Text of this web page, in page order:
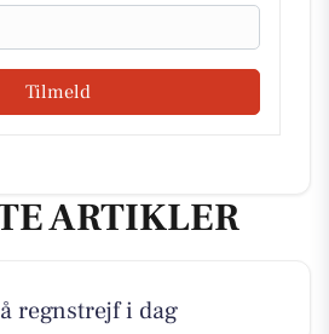
Tilmeld
ARTIKLER
regnstrejf i dag